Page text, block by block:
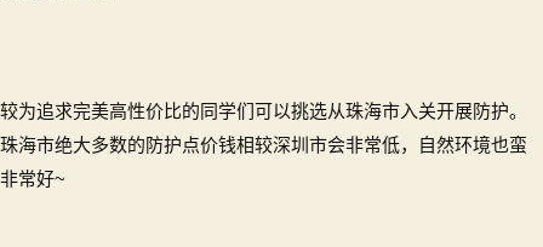
较为追求完美高性价比的同学们可以挑选从珠海市入关开展防护。
珠海市绝大多数的防护点价钱相较深圳市会非常低，自然环境也蛮
非常好~